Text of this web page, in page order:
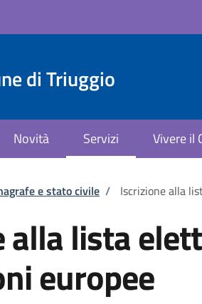
di Triuggio
Novità Servizi Vivere il
pane
e stato civile / Iscrizione alla
alla lista
europee